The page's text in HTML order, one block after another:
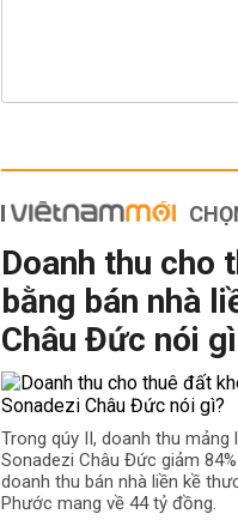
Doanh thu cho
bằng bán nhà
Châu Đức nói
Trong qúy II, doanh thu
Sonadezi Châu Đức giảm
doanh thu bán nhà liền kề
Phước mang về 44 tỷ đồng.